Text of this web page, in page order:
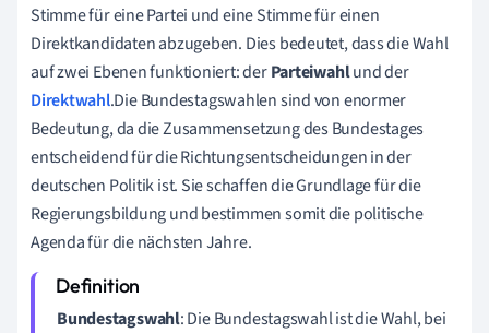
Stimme für eine Partei und eine Stimme für einen
Direktkandidaten abzugeben. Dies bedeutet, dass die Wahl
auf zwei Ebenen funktioniert: derParteiwahlund der
Direktwahl.Die Bundestagswahlen sind von enormer
Bedeutung, da die Zusammensetzung des Bundestages
entscheidend für die Richtungsentscheidungen in der
deutschen Politik ist. Sie schaffen die Grundlage für die
Regierungsbildung und bestimmen somit die politische
Agenda für die nächsten Jahre.
Bundestagswahl: Die Bundestagswahl ist die Wahl, bei